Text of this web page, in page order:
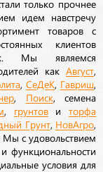
только прочнее
идем навстречу
товаров с
клиентов
Мы являемся
как Август
, СеДеК Гавриш
Поиск, семена
грунтовиторфа
Грунт, НовАгро
Мы с удовольствием
функциональности
условия для